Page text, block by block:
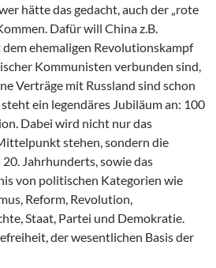
hätte das gedacht, auch der „rote
Dafür will China z.B.
ehemaligen Revolutionskampf
Kommunisten verbunden sind,
Verträge mit Russland sind schon
ein legendäres Jubiläum an: 100
Dabei wird nicht nur das
stehen, sondern die
Jahrhunderts, sowie das
von politischen Kategorien wie
Reform, Revolution,
Staat, Partei und Demokratie.
der wesentlichen Basis der